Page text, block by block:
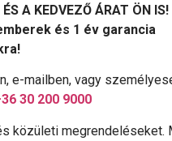
A KEDVEZŐ ÁRAT ÖN
és 1 év garancia
e-mailben, vagy
30 200 9000
közületi megrendeléseket.